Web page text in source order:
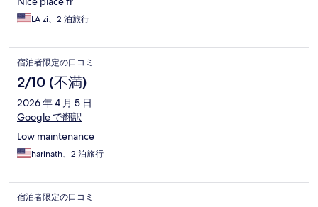
LA zi、2 泊旅行
宿泊者限定の口コミ
2/10 (不満)
2026 年 4 月 5 日
Google で翻訳
Low maintenance
harinath、2 泊旅行
宿泊者限定の口コミ